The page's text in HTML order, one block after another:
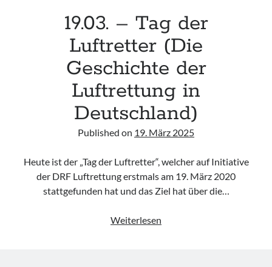
19.03. – Tag der
Luftretter (Die
Geschichte der
Luftrettung in
Deutschland)
Published on 19. März 2025
Heute ist der „Tag der Luftretter“, welcher auf Initiative
der DRF Luftrettung erstmals am 19. März 2020
stattgefunden hat und das Ziel hat über die…
Weiterlesen